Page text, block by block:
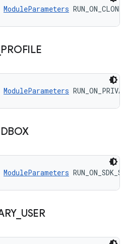
ModuleParameters
PROFILE
ModuleParameters
ModuleParameters
_ USER